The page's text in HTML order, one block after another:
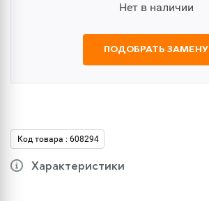
Нет в наличии
ПОДОБРАТЬ ЗАМЕНУ
Код товара : 608294
Характеристики